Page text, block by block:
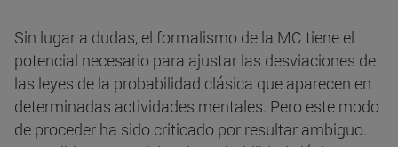
Sin lugar a dudas, el formalismo de la MC tiene el
potencial necesario para ajustar las desviaciones de
las leyes de la probabilidad clásica que aparecen en
determinadas actividades mentales. Pero este modo
de proceder ha sido criticado por resultar ambiguo.